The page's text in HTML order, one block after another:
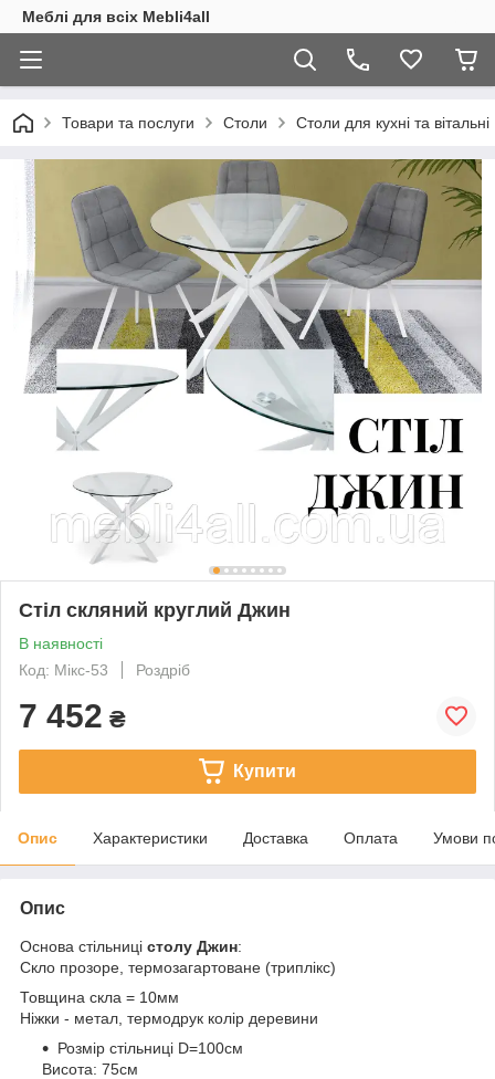
Меблі для всіх Mebli4all
Товари та послуги Столи Столи для кухні та вітальні
Стіл скляний круглий Джин
В наявності
Код: Мікс-53
Роздріб
7 452 ₴
Купити
Опис Характеристики Доставка Оплата Умови
Опис
Основа стільниці столу Джин:
Скло прозоре, термозагартоване (триплікс)
Товщина скла = 10мм
Ніжки - метал, термодрук колір деревини
Розмір стільниці D=100см
Висота: 75см